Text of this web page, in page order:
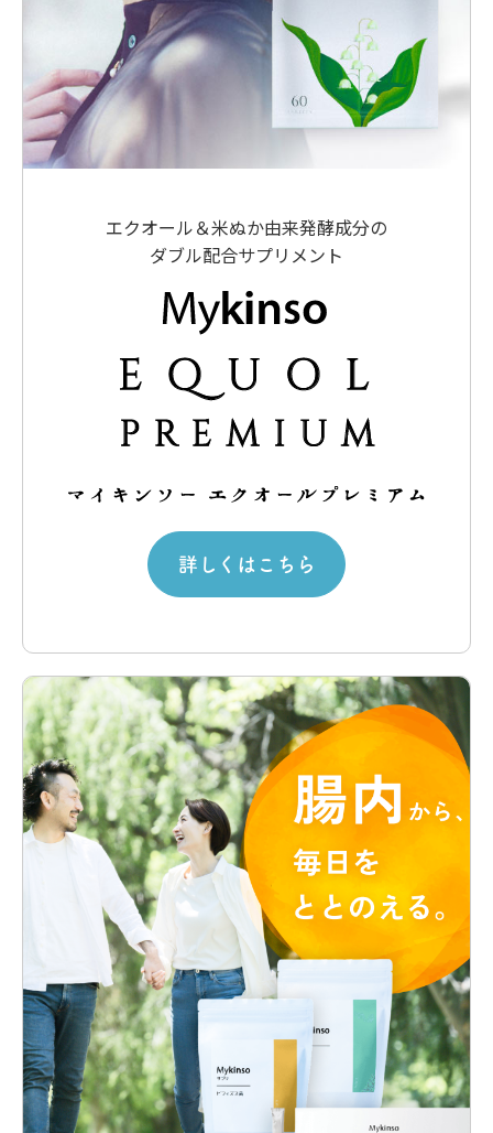
エクオール＆米ぬか由来発酵成分の
ダブル配合サプリメント
詳しくはこちら